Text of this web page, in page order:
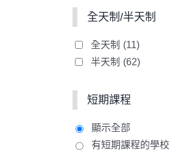
全天制/半天制
全天制 (11)
半天制 (62)
短期課程
顯示全部
有短期課程的學校